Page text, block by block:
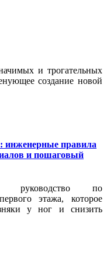
и трогательных
создание новой
инженерные правила
и пошаговый
руководство по
этажа, которое
у ног и снизить